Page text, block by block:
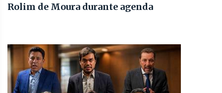
Rolim de Moura durante agenda